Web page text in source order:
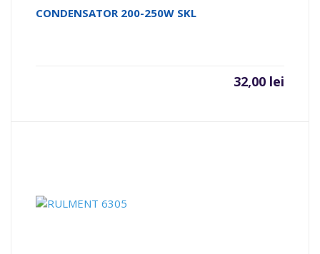
CONDENSATOR 200-250W SKL
32,00 lei